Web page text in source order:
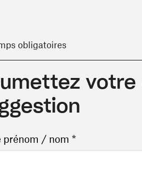
obligatoires
Votre prénom / nom *